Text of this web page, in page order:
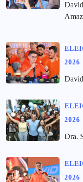
2026
2026
Dra.
2026